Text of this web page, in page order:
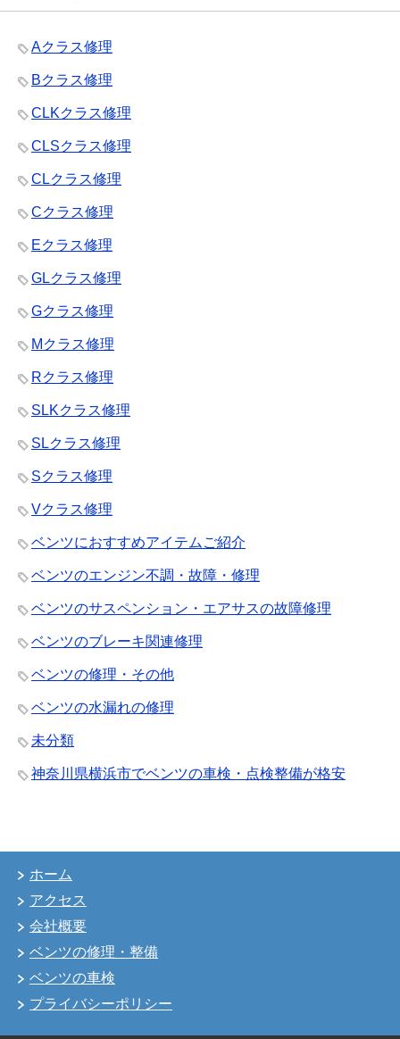
Aクラス修理
Bクラス修理
CLKクラス修理
CLSクラス修理
CLクラス修理
Cクラス修理
Eクラス修理
GLクラス修理
Gクラス修理
Mクラス修理
Rクラス修理
SLKクラス修理
SLクラス修理
Sクラス修理
Vクラス修理
ベンツにおすすめアイテムご紹介
ベンツのエンジン不調・故障・修理
ベンツのサスペンション・エアサスの故障修理
ベンツのブレーキ関連修理
ベンツの修理・その他
ベンツの水漏れの修理
未分類
神奈川県横浜市でベンツの車検・点検整備が格安
ホーム
アクセス
会社概要
ベンツの修理・整備
ベンツの車検
プライバシーポリシー